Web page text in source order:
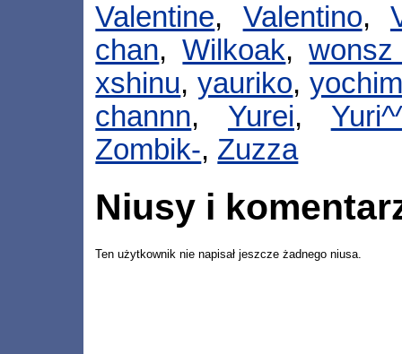
Valentine, Valentino,
chan,Wilkoak,
xshinu,yauriko,
channn, Yurei,
Zombik-, Zuzza
Niusy i
Ten użytkownik nie napisał jeszcze żadnego niusa.